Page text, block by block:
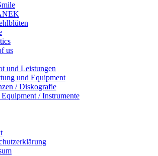
us
und Leistungen
und Equipment
/ Diskografie
/ Instrumente